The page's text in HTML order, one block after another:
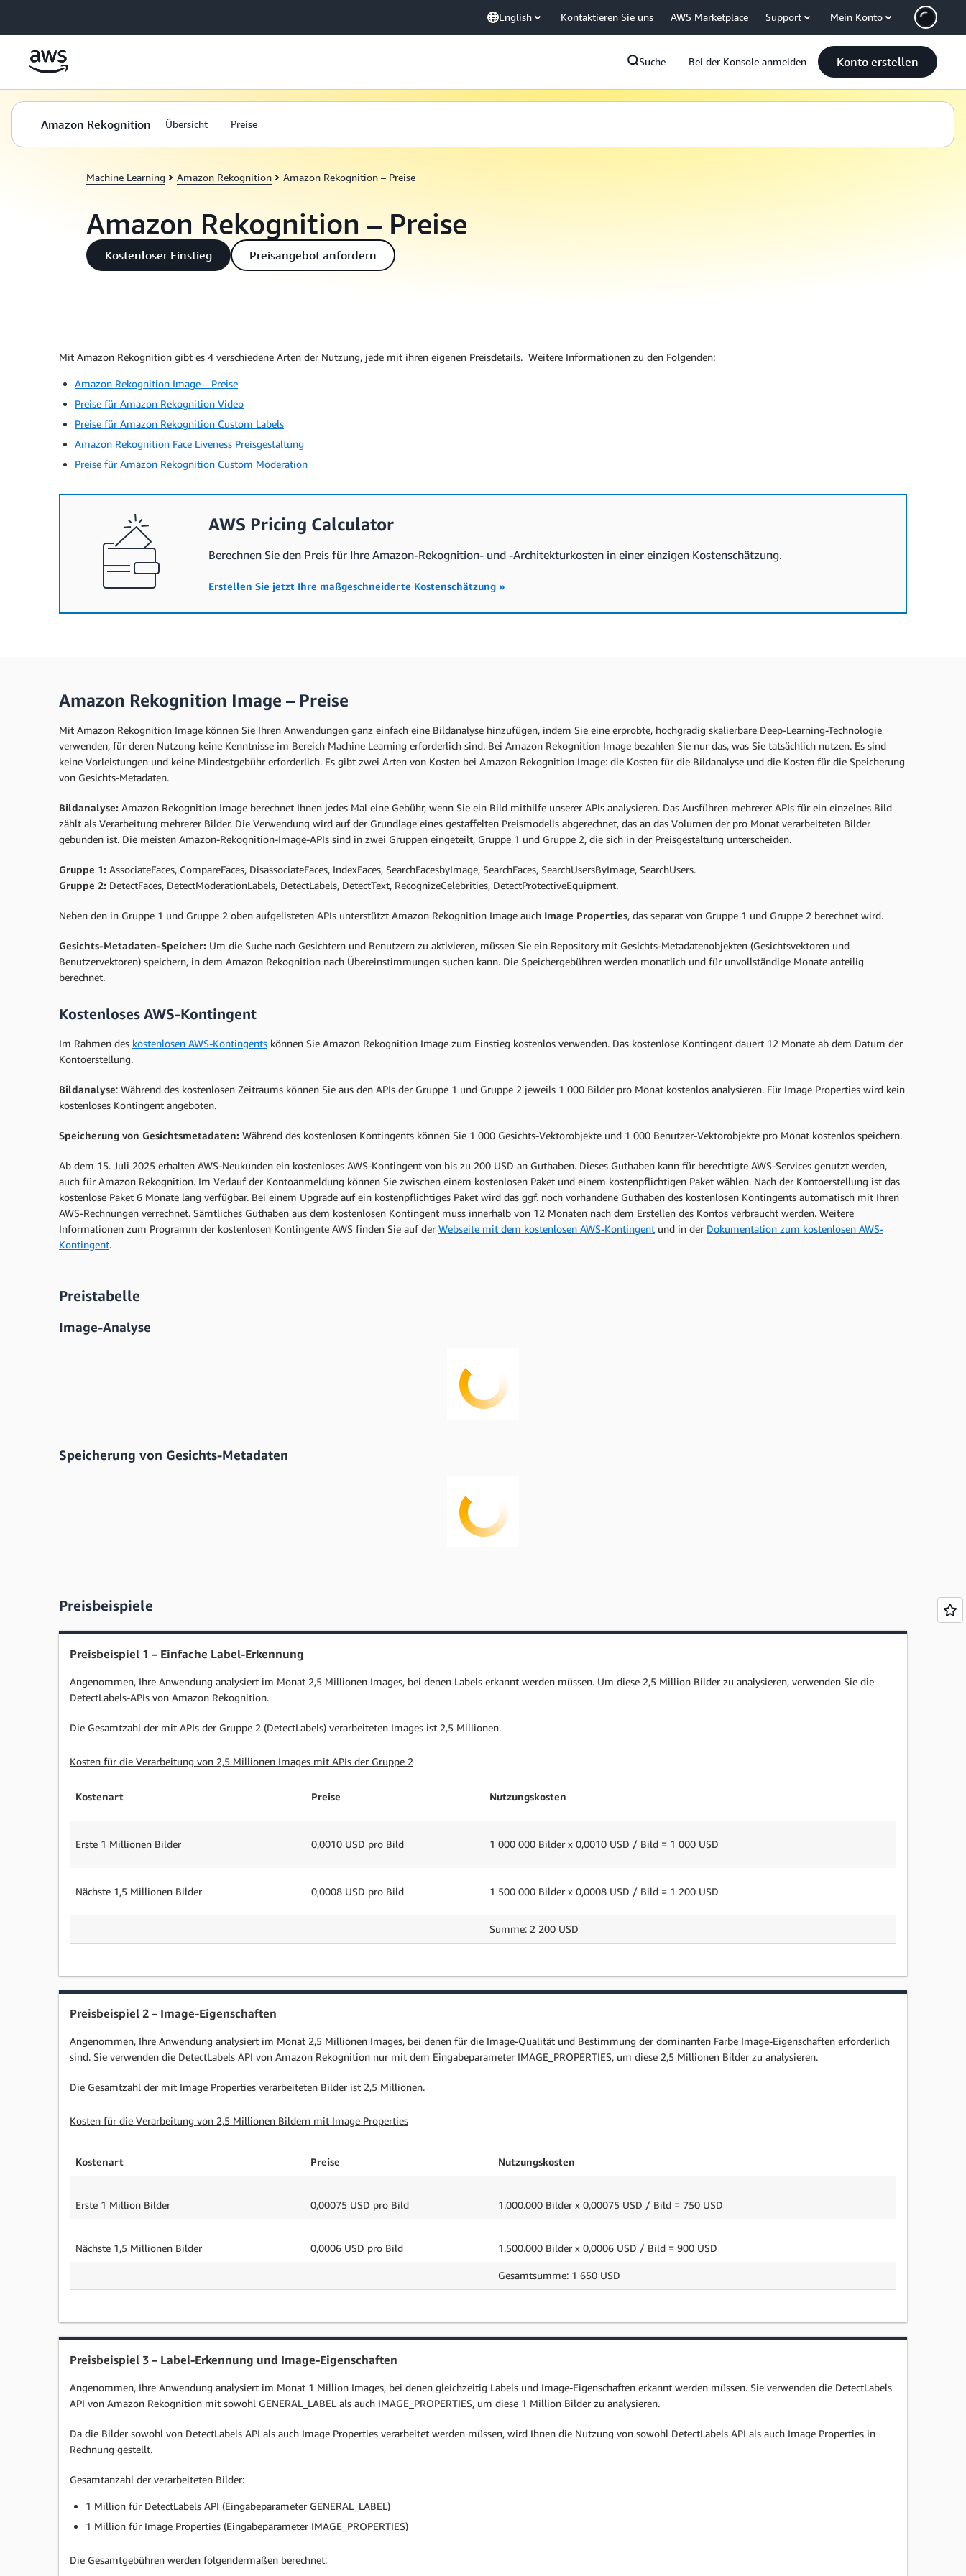
English Kontaktieren Sie uns AWS Marketplace Support Mein Konto
Suche Bei der Konsole anmelden Konto erstellen
Amazon Rekognition Übersicht Preise
Machine Learning Amazon Rekognition Amazon Rekognition – Preise
Amazon Rekognition – Preise
Kostenloser Einstieg Preisangebot anfordern
Mit Amazon Rekognition gibt es 4 verschiedene Arten der Nutzung, jede mit ihren eigenen Preisdetails. Weitere Informationen zu den Folgenden:
Amazon Rekognition Image – Preise
Preise für Amazon Rekognition Video
Preise für Amazon Rekognition Custom Labels
Amazon Rekognition Face Liveness Preisgestaltung
Preise für Amazon Rekognition Custom Moderation
AWS Pricing Calculator
Berechnen Sie den Preis für Ihre Amazon-Rekognition- und -Architekturkosten in einer einzigen Kostenschätzung.
Erstellen Sie jetzt Ihre maßgeschneiderte Kostenschätzung »
Amazon Rekognition Image – Preise
Mit Amazon Rekognition Image können Sie Ihren Anwendungen ganz einfach eine Bildanalyse hinzufügen, indem Sie eine erprobte, hochgradig skalierbare Deep-Learning-Technologie
verwenden, für deren Nutzung keine Kenntnisse im Bereich Machine Learning erforderlich sind. Bei Amazon Rekognition Image bezahlen Sie nur das, was Sie tatsächlich nutzen. Es sind
keine Vorleistungen und keine Mindestgebühr erforderlich. Es gibt zwei Arten von Kosten bei Amazon Rekognition Image: die Kosten für die Bildanalyse und die Kosten für die Speicherung
von Gesichts-Metadaten.
Bildanalyse: Amazon Rekognition Image berechnet Ihnen jedes Mal eine Gebühr, wenn Sie ein Bild mithilfe unserer APIs analysieren. Das Ausführen mehrerer APIs für ein einzelnes Bild
zählt als Verarbeitung mehrerer Bilder. Die Verwendung wird auf der Grundlage eines gestaffelten Preismodells abgerechnet, das an das Volumen der pro Monat verarbeiteten Bilder
gebunden ist. Die meisten Amazon-Rekognition-Image-APIs sind in zwei Gruppen eingeteilt, Gruppe 1 und Gruppe 2, die sich in der Preisgestaltung unterscheiden.
Gruppe 1: AssociateFaces, CompareFaces, DisassociateFaces, IndexFaces, SearchFacesbyImage, SearchFaces, SearchUsersByImage, SearchUsers.
Gruppe 2: DetectFaces, DetectModerationLabels, DetectLabels, DetectText, RecognizeCelebrities, DetectProtectiveEquipment.
Neben den in Gruppe 1 und Gruppe 2 oben aufgelisteten APIs unterstützt Amazon Rekognition Image auch Image Properties, das separat von Gruppe 1 und Gruppe 2 berechnet wird.
Gesichts-Metadaten-Speicher: Um die Suche nach Gesichtern und Benutzern zu aktivieren, müssen Sie ein Repository mit Gesichts-Metadatenobjekten (Gesichtsvektoren und
Benutzervektoren) speichern, in dem Amazon Rekognition nach Übereinstimmungen suchen kann. Die Speichergebühren werden monatlich und für unvollständige Monate anteilig
berechnet.
Kostenloses AWS-Kontingent
Im Rahmen des kostenlosen AWS-Kontingents können Sie Amazon Rekognition Image zum Einstieg kostenlos verwenden. Das kostenlose Kontingent dauert 12 Monate ab dem Datum der
Kontoerstellung.
Bildanalyse: Während des kostenlosen Zeitraums können Sie aus den APIs der Gruppe 1 und Gruppe 2 jeweils 1 000 Bilder pro Monat kostenlos analysieren. Für Image Properties wird kein
kostenloses Kontingent angeboten.
Speicherung von Gesichtsmetadaten: Während des kostenlosen Kontingents können Sie 1 000 Gesichts-Vektorobjekte und 1 000 Benutzer-Vektorobjekte pro Monat kostenlos speichern.
Ab dem 15. Juli 2025 erhalten AWS-Neukunden ein kostenloses AWS-Kontingent von bis zu 200 USD an Guthaben. Dieses Guthaben kann für berechtigte AWS-Services genutzt werden,
auch für Amazon Rekognition. Im Verlauf der Kontoanmeldung können Sie zwischen einem kostenlosen Paket und einem kostenpflichtigen Paket wählen. Nach der Kontoerstellung ist das
kostenlose Paket 6 Monate lang verfügbar. Bei einem Upgrade auf ein kostenpflichtiges Paket wird das ggf. noch vorhandene Guthaben des kostenlosen Kontingents automatisch mit Ihren
AWS-Rechnungen verrechnet. Sämtliches Guthaben aus dem kostenlosen Kontingent muss innerhalb von 12 Monaten nach dem Erstellen des Kontos verbraucht werden. Weitere
Informationen zum Programm der kostenlosen Kontingente AWS finden Sie auf der Webseite mit dem kostenlosen AWS-Kontingent und in der Dokumentation zum kostenlosen AWS-
Kontingent.
Preistabelle
Image-Analyse
Speicherung von Gesichts-Metadaten
Preisbeispiele
Preisbeispiel 1 – Einfache Label-Erkennung
Angenommen, Ihre Anwendung analysiert im Monat 2,5 Millionen Images, bei denen Labels erkannt werden müssen. Um diese 2,5 Million Bilder zu analysieren, verwenden Sie die
DetectLabels-APIs von Amazon Rekognition.
Die Gesamtzahl der mit APIs der Gruppe 2 (DetectLabels) verarbeiteten Images ist 2,5 Millionen.
Kosten für die Verarbeitung von 2,5 Millionen Images mit APIs der Gruppe 2
Kostenart Preise Nutzungskosten
Erste 1 Millionen Bilder 0,0010 USD pro Bild 1 000 000 Bilder x 0,0010 USD / Bild = 1 000 USD
Nächste 1,5 Millionen Bilder 0,0008 USD pro Bild 1 500 000 Bilder x 0,0008 USD / Bild = 1 200 USD
Summe: 2 200 USD
Preisbeispiel 2 – Image-Eigenschaften
Angenommen, Ihre Anwendung analysiert im Monat 2,5 Millionen Images, bei denen für die Image-Qualität und Bestimmung der dominanten Farbe Image-Eigenschaften erforderlich
sind. Sie verwenden die DetectLabels API von Amazon Rekognition nur mit dem Eingabeparameter IMAGE_PROPERTIES, um diese 2,5 Millionen Bilder zu analysieren.
Die Gesamtzahl der mit Image Properties verarbeiteten Bilder ist 2,5 Millionen.
Kosten für die Verarbeitung von 2,5 Millionen Bildern mit Image Properties
Kostenart Preise Nutzungskosten
Erste 1 Million Bilder 0,00075 USD pro Bild 1.000.000 Bilder x 0,00075 USD / Bild = 750 USD
Nächste 1,5 Millionen Bilder 0,0006 USD pro Bild 1.500.000 Bilder x 0,0006 USD / Bild = 900 USD
Gesamtsumme: 1 650 USD
Preisbeispiel 3 – Label-Erkennung und Image-Eigenschaften
Angenommen, Ihre Anwendung analysiert im Monat 1 Million Images, bei denen gleichzeitig Labels und Image-Eigenschaften erkannt werden müssen. Sie verwenden die DetectLabels
API von Amazon Rekognition mit sowohl GENERAL_LABEL als auch IMAGE_PROPERTIES, um diese 1 Million Bilder zu analysieren.
Da die Bilder sowohl von DetectLabels API als auch Image Properties verarbeitet werden müssen, wird Ihnen die Nutzung von sowohl DetectLabels API als auch Image Properties in
Rechnung gestellt.
Gesamtanzahl der verarbeiteten Bilder:
1 Million für DetectLabels API (Eingabeparameter GENERAL_LABEL)
1 Million für Image Properties (Eingabeparameter IMAGE_PROPERTIES)
Die Gesamtgebühren werden folgendermaßen berechnet: